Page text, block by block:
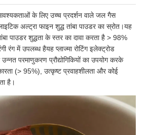
के लिए उच्च प्रदर्शन वाले जल गैस
अल्ट्रा फाइन शुद्ध तांबा पाउडर का स्रोत।यह
पाउडर शुद्धता के स्तर का दावा करता है > 98%
रंग में उपलब्ध हैयह प्लाज्मा रोटिंग इलेक्ट्रोड
परमाणुकरण प्रौद्योगिकियों का उपयोग करके
(> 95%), उत्कृष्ट प्रवाहशीलता और कोई
है।